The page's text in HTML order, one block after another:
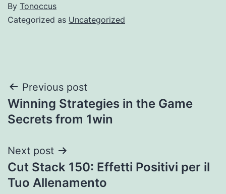
By Tonoccus
Categorized as Uncategorized
Post
navigation
Previous post
Winning Strategies in the Game
Secrets from 1win
Next post
Cut Stack 150: Effetti Positivi per il
Tuo Allenamento